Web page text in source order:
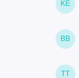
KE
BB
TT